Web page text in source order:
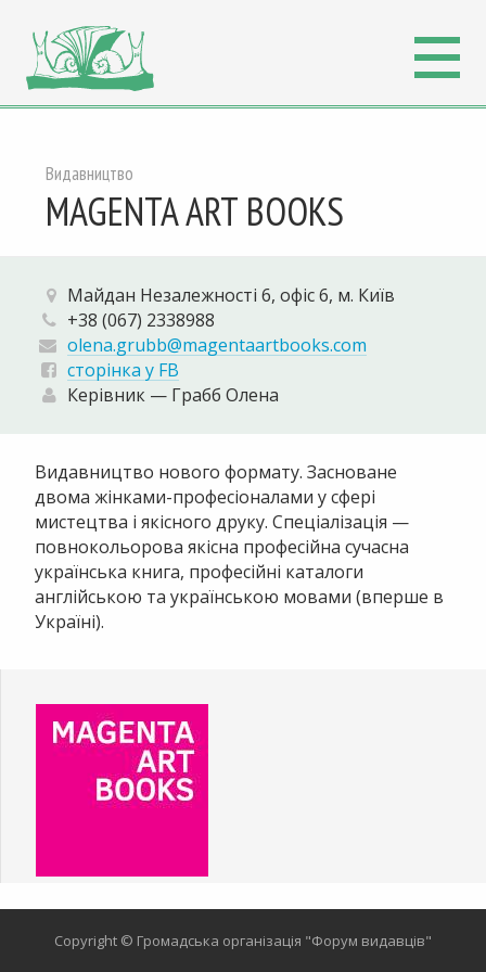
Видавництво
MAGENTA ART BOOKS
Майдан Незалежності 6, офіс 6, м. Київ
+38 (067) 2338988
olena.grubb@magentaartbooks.com
сторінка у FB
Керівник — Грабб Олена
Видавництво нового формату. Засноване
двома жінками-професіоналами у сфері
мистецтва і якісного друку. Спеціалізація —
повнокольорова якісна професійна сучасна
українська книга, професійні каталоги
англійською та українською мовами (вперше в
Україні).
Copyright © Громадська організація "Форум видавців"